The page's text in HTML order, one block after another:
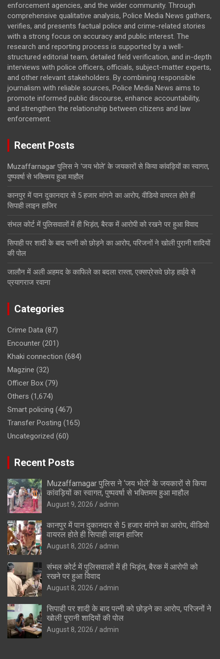
enforcement agencies, and the wider community. Through
comprehensive qualitative analysis, Police Media News gathers,
verifies, and presents factual police and crime-related stories
with a strong focus on accuracy and public interest. The
research and reporting process is supported by a well-
structured editorial team, detailed field verification, and in-depth
interviews with police officers, officials, subject-matter experts,
and other relevant stakeholders. By combining responsible
journalism with reliable sources, Police Media News aims to
promote informed public discourse, enhance accountability,
and strengthen the relationship between citizens and law
enforcement.
Recent Posts
Muzaffarnagar पुलिस ने ‘जय भोले’ के जयकारों से किया कांवड़ियों का स्वागत,
पुष्पवर्षा से भक्तिमय हुआ माहौल
कानपुर में पान दुकानदार से 5 हजार मांगने का आरोप, वीडियो वायरल होते ही
सिपाही लाइन हाजिर
संभल कोर्ट में पुलिसवालों में ही भिड़ंत, बैरक में आरोपी को रखने पर हुआ विवाद
सिपाही पर शादी के बाद पत्नी को छोड़ने का आरोप, परिजनों ने खोली पुरानी शादियों
की पोल
जालौन में अली अहमद के काफिले का बदला रास्ता, एक्सप्रेसवे छोड़ हाईवे से
प्रयागराज रवाना
Categories
Crime Data (87)
Encounter (201)
Khaki connection (684)
Magzine (32)
Officer Box (79)
Others (1,674)
Smart policing (467)
Transfer Posting (165)
Uncategorized (60)
Recent Posts
Muzaffarnagar पुलिस ने ‘जय भोले’ के जयकारों से किया
कांवड़ियों का स्वागत, पुष्पवर्षा से भक्तिमय हुआ माहौल
August 9, 2026 admin
कानपुर में पान दुकानदार से 5 हजार मांगने का आरोप, वीडियो
वायरल होते ही सिपाही लाइन हाजिर
August 8, 2026 admin
संभल कोर्ट में पुलिसवालों में ही भिड़ंत, बैरक में आरोपी को
रखने पर हुआ विवाद
August 8, 2026 admin
सिपाही पर शादी के बाद पत्नी को छोड़ने का आरोप, परिजनों ने
खोली पुरानी शादियों की पोल
August 8, 2026 admin